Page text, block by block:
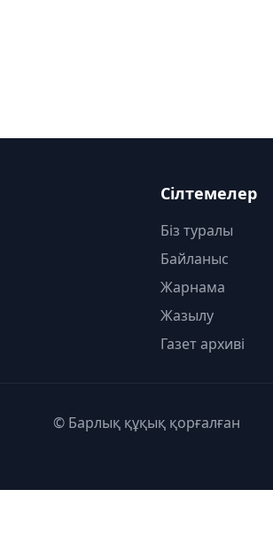
Сілтемелер
Біз туралы
Байланыс
Жарнама
Жазылу
Газет архиві
© Барлық құқық қорғалған